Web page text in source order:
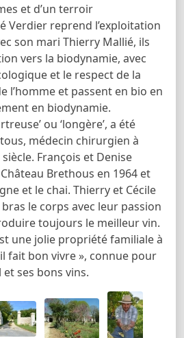
et d’un terroir
Verdier reprend l’exploitation
son mari Thierry Mallié, ils
vers la biodynamie, avec
et le respect de la
l’homme et passent en bio en
en biodynamie.
ou ‘longère’, a été
médecin chirurgien à
François et Denise
Brethous en 1964 et
et le chai. Thierry et Cécile
le corps avec leur passion
toujours le meilleur vin.
une jolie propriété familiale à
fait bon vivre », connue pour
ses bons vins.